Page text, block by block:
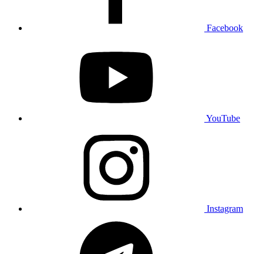
Facebook
YouTube
Instagram